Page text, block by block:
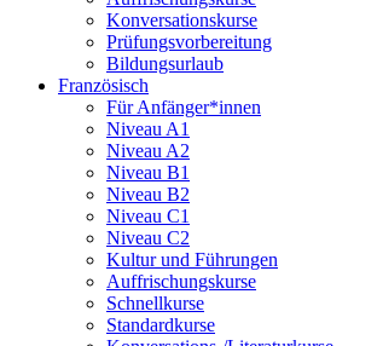
Konversationskurse
Prüfungsvorbereitung
Bildungsurlaub
Französisch
Für Anfänger*innen
Niveau A1
Niveau A2
Niveau B1
Niveau B2
Niveau C1
Niveau C2
Kultur und Führungen
Auffrischungskurse
Schnellkurse
Standardkurse